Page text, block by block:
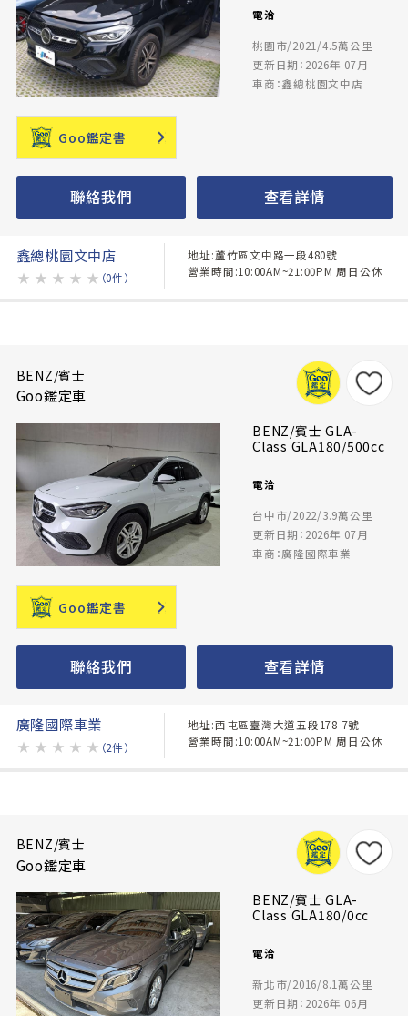
電洽
桃園市/2021/4.5萬公里
更新日期：2026年 07月
車商：鑫總桃園文中店
Goo鑑定書
聯絡我們 查看詳情
鑫總桃園文中店
★ ★ ★ ★ ★ （0件）
地址:蘆竹區文中路一段480號
營業時間:10:00AM~21:00PM 周日公休
BENZ/賓士
Goo鑑定車
BENZ/賓士 GLA-
Class GLA180/500cc
電洽
台中市/2022/3.9萬公里
更新日期：2026年 07月
車商：廣隆國際車業
Goo鑑定書
聯絡我們 查看詳情
廣隆國際車業
★ ★ ★ ★ ★ （2件）
地址:西屯區臺灣大道五段178-7號
營業時間:10:00AM~21:00PM 周日公休
BENZ/賓士
Goo鑑定車
BENZ/賓士 GLA-
Class GLA180/0cc
電洽
新北市/2016/8.1萬公里
更新日期：2026年 06月